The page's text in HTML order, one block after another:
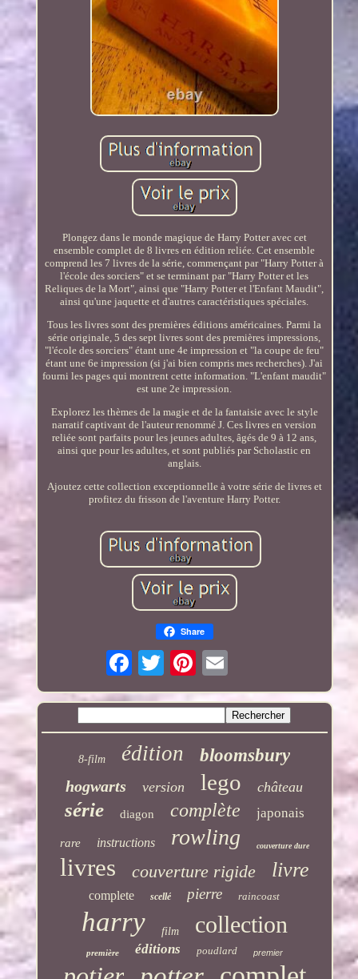
Plongez dans le monde magique de Harry Potter avec cet
ensemble complet de 8 livres en édition reliée. Cet ensemble
comprend les 7 livres de la série, commençant par "Harry Potter à
l'école des sorciers" et se terminant par "Harry Potter et les
Reliques de la Mort", ainsi que "Harry Potter et l'Enfant Maudit",
ainsi qu'une jaquette et d'autres caractéristiques spéciales.
Tous les livres sont des premières éditions américaines. Parmi la
série originale, 5 des sept livres sont des premières impressions,
"l'école des sorciers" étant une 4e impression et "la coupe de feu"
étant une 6e impression (si j'ai bien compris mes recherches). J'ai
fourni les pages qui montrent cette information. "L'enfant maudit"
est une 2e impression.
Explorez les thèmes de la magie et de la fantaisie avec le style
narratif captivant de l'auteur renommé J. Ces livres en version
reliée sont parfaits pour les jeunes adultes, âgés de 9 à 12 ans,
ainsi que pour les adultes, et sont publiés par Scholastic en
anglais.
Ajoutez cette collection exceptionnelle à votre série de livres et
profitez du frisson de l'aventure Harry Potter.
Share
8-film édition bloomsbury
hogwarts version lego château
série diagon complète japonais
rare instructions rowling couverture dure
livres couverture rigide livre
complete scellé pierre raincoast
harry film collection
première éditions poudlard premier